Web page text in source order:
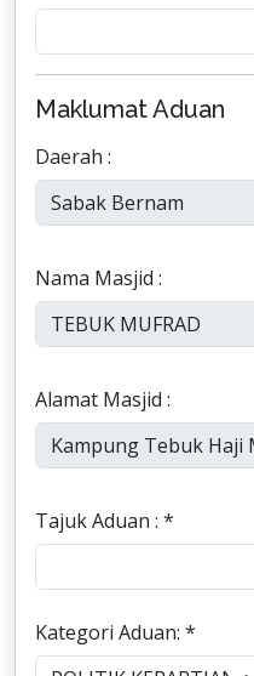
Maklumat Aduan
Daerah :
Nama Masjid :
Alamat Masjid :
Tajuk Aduan : *
Kategori Aduan: *